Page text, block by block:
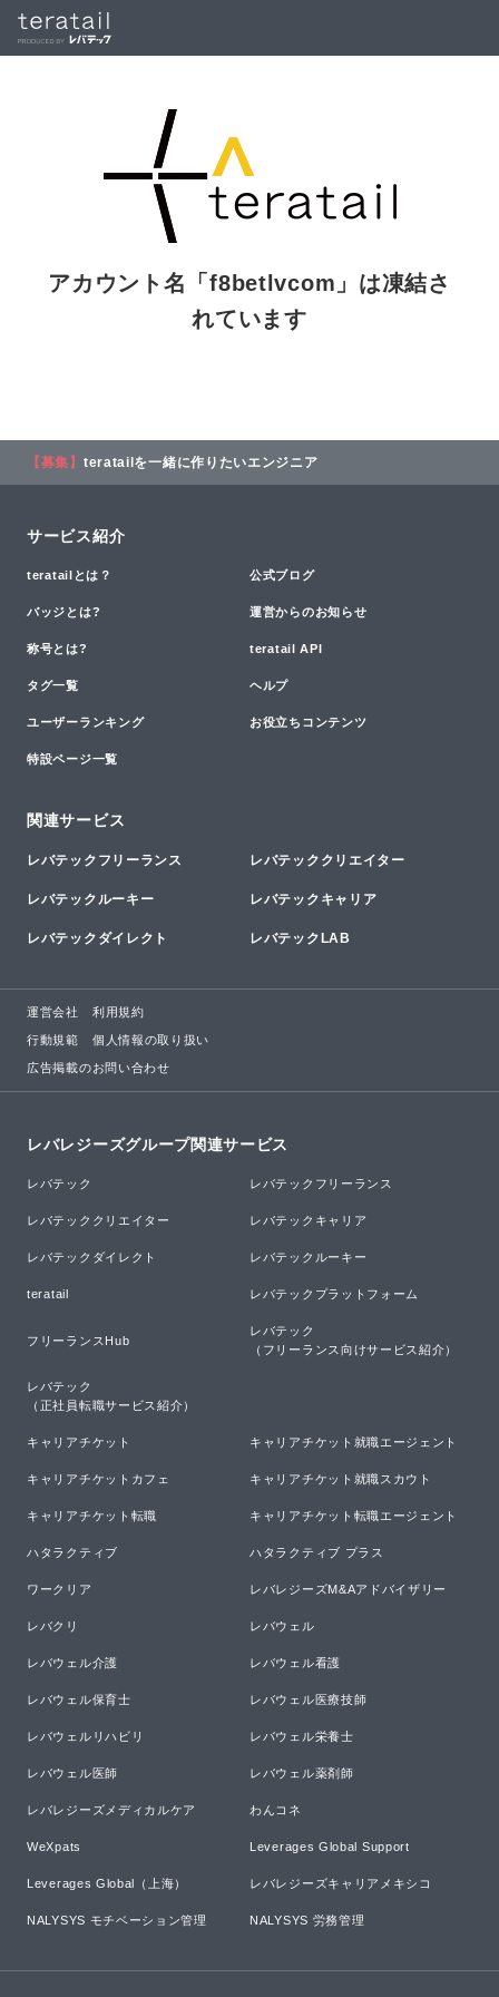
アカウント名「f8betlvcom 」は凍結さ
れています
【募集】 teratailを一緒に作りたいエンジニア
サービス紹介
teratailとは？ 公式ブログ
バッジとは? 運営からのお知らせ
称号とは? teratail API
タグ一覧 ヘルプ
ユーザーランキング お役立ちコンテンツ
特設ページ一覧
関連サービス
レバテックフリーランス レバテッククリエイター
レバテックルーキー レバテックキャリア
レバテックダイレクト レバテックLAB
運営会社 利用規約
行動規範 個人情報の取り扱い
広告掲載のお問い合わせ
レバレジーズグループ関連サービス
レバテック レバテックフリーランス
レバテッククリエイター レバテックキャリア
レバテックダイレクト レバテックルーキー
teratail レバテックプラットフォーム
フリーランスHub
レバテック
（フリーランス向けサービス紹介）
レバテック
（正社員転職サービス紹介）
キャリアチケット キャリアチケット就職エージェント
キャリアチケットカフェ キャリアチケット就職スカウト
キャリアチケット転職 キャリアチケット転職エージェント
ハタラクティブ ハタラクティブ プラス
ワークリア レバレジーズM&Aアドバイザリー
レバクリ レバウェル
レバウェル介護 レバウェル看護
レバウェル保育士 レバウェル医療技師
レバウェルリハビリ レバウェル栄養士
レバウェル医師 レバウェル薬剤師
レバレジーズメディカルケア わんコネ
WeXpats Leverages Global Support
Leverages Global（上海） レバレジーズキャリアメキシコ
NALYSYS モチベーション管理 NALYSYS 労務管理